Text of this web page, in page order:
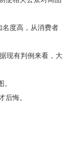
度高，从消费者
现有判例来看，大
悔。